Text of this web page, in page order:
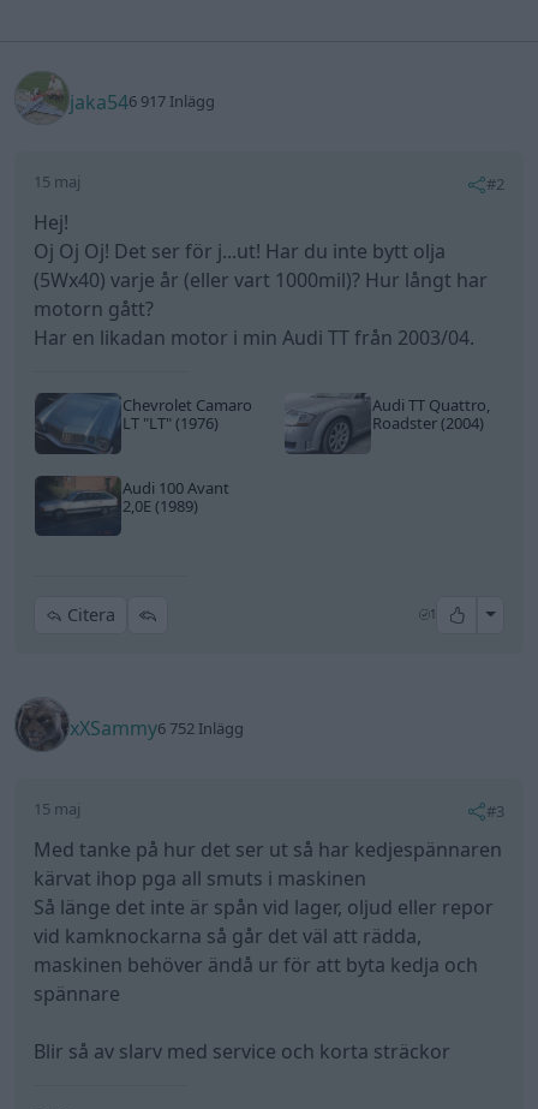
jaka546 917 Inlägg
15 maj #2
Hej!
Oj Oj Oj! Det ser för j...ut! Har du inte bytt olja
(5Wx40) varje år (eller vart 1000mil)? Hur långt har
motorn gått?
Har en likadan motor i min Audi TT från 2003/04.
Chevrolet Camaro
LT "LT"(1976)
Audi TT Quattro,
Roadster (2004)
Audi 100 Avant
2,0E (1989)
Citera 1 All
xXSammy6 752 Inlägg
15 maj #3
Med tanke på hur det ser ut så har kedjespännaren
kärvat ihop pga all smuts i maskinen
Så länge det inte är spån vid lager, oljud eller repor
vid kamknockarna så går det väl att rädda,
maskinen behöver ändå ur för att byta kedja och
spännare
Blir så av slarv med service och korta sträckor